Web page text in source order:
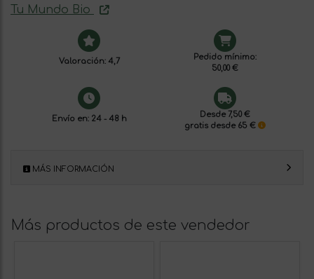
Tu Mundo Bio
Valoración: 4,7
Pedido mínimo:
50,00 €
Envío en: 24 - 48 h
Desde 7,50 €
gratis desde 65 €
MÁS INFORMACIÓN
Más productos de este vendedor